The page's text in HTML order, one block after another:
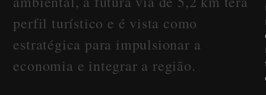
perfil turístico e é vista como
estratégica para impulsionar a
economia e integrar a região.